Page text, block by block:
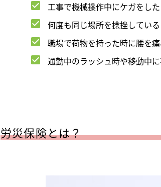
工事で機械操作中にケガをした
何度も同じ場所を捻挫している
職場で荷物を持った時に腰を
通勤中のラッシュ時や移動中
労災保険とは？